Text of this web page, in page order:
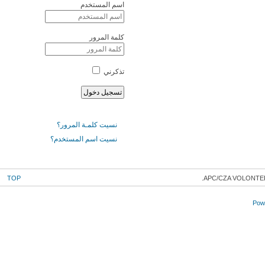
اسم المستخدم
كلمة المرور
تذكرني
نسيت كلمـة المرور؟
نسيت اسم المستخدم؟
APC/CZA
TOP